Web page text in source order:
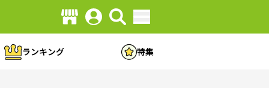
ランキング 特集